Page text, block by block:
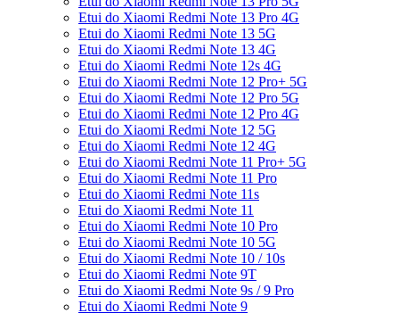
Etui do Xiaomi Redmi Note 13 Pro 4G
Etui do Xiaomi Redmi Note 13 5G
Etui do Xiaomi Redmi Note 13 4G
Etui do Xiaomi Redmi Note 12s 4G
Etui do Xiaomi Redmi Note 12 Pro+ 5G
Etui do Xiaomi Redmi Note 12 Pro 5G
Etui do Xiaomi Redmi Note 12 Pro 4G
Etui do Xiaomi Redmi Note 12 5G
Etui do Xiaomi Redmi Note 12 4G
Etui do Xiaomi Redmi Note 11 Pro+ 5G
Etui do Xiaomi Redmi Note 11 Pro
Etui do Xiaomi Redmi Note 11s
Etui do Xiaomi Redmi Note 11
Etui do Xiaomi Redmi Note 10 Pro
Etui do Xiaomi Redmi Note 10 5G
Etui do Xiaomi Redmi Note 10 / 10s
Etui do Xiaomi Redmi Note 9T
Etui do Xiaomi Redmi Note 9s / 9 Pro
Etui do Xiaomi Redmi Note 9